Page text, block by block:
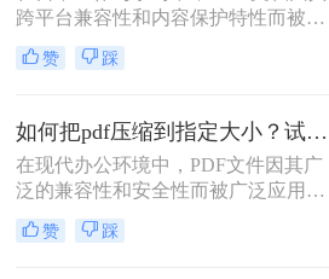
跨平台兼容性和内容保护特性而被广
泛使用。然而，当 PDF 文件中包含大
量高分辨率图片、内嵌字体或复杂图
不仅占用存储空间，还经常因超过邮
箱附件限制或上传耗时过长而影响办
公效率。那么PDF 文档怎么压缩小一
点呢？本文从压缩效果、操作难度、
处理速度、隐私安全四个维度，对比
五种主流压缩方案，帮助您根据实际
赞 踩
如何把pdf压缩到指定大小？试试这4种压缩方法！
在现代办公环境中，PDF文件因其广
泛的兼容性和安全性而被广泛应用。
然而，当这些文件过大时，会带来传
输不便、占用过多存储空间等问题。
赞 踩